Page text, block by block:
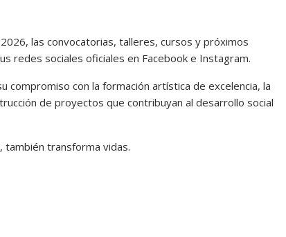
las convocatorias, talleres, cursos y próximos
redes sociales oficiales en Facebook e Instagram.
compromiso con la formación artística de excelencia, la
de proyectos que contribuyan al desarrollo social
también transforma vidas.